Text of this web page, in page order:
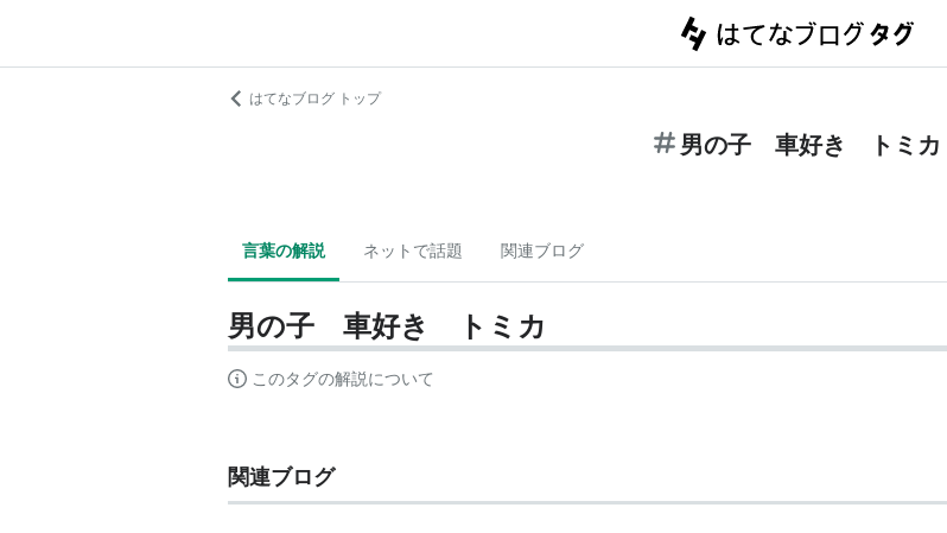
はてなブログ トップ
男の子 車好き トミカ
言葉の解説 ネットで話題 関連ブログ
男の子 車好き トミカ
このタグの解説について
関連ブログ